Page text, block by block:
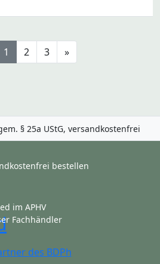
1 2 3 »
§ 25a UStG, versandkostenfrei
bestellen
im APHV
Fachhändler